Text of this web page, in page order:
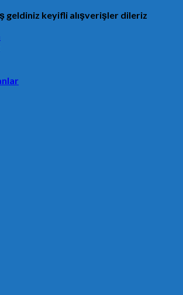
geldiniz keyifli alışverişler dileriz